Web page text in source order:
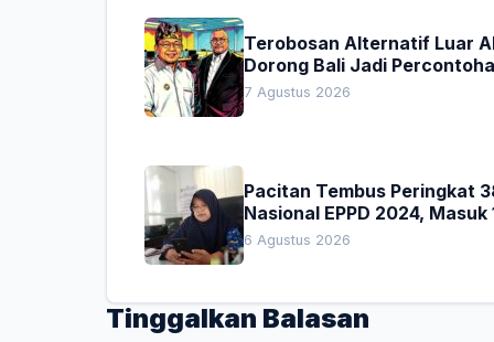
Terobosan Alternatif Luar
Dorong Bali Jadi
Nasional Pembiayaan
7 Agustus 2026
Pacitan Tembus Peringkat
Nasional EPPD 2024, Masuk
Besar di Jatim
6 Agustus 2026
Tinggalkan Balasan